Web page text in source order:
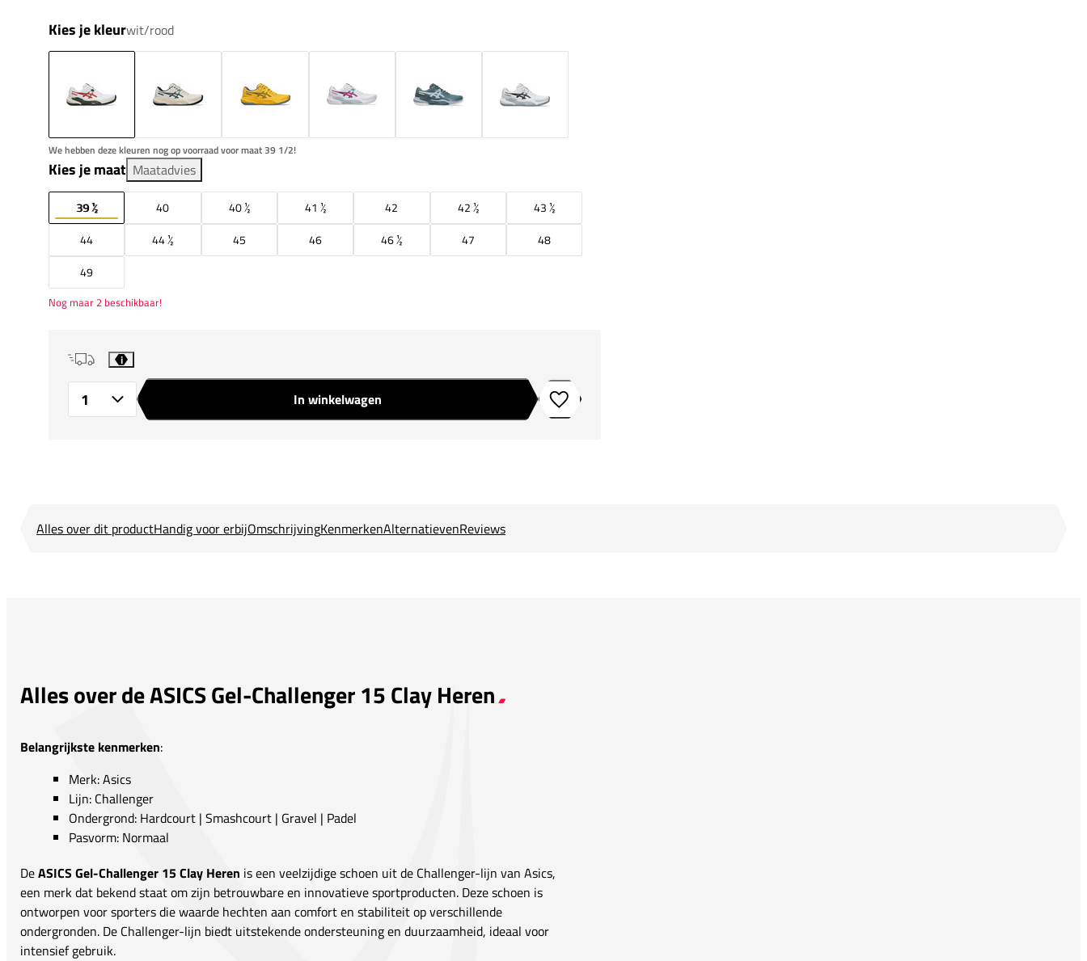
Kies je kleurwit/rood
We hebben deze kleuren nog op voorraad voor maat 39 1/2!
Kies je maat Maatadvies
39 ½ 40 40 ½ 41 ½ 42 42 ½
43 ½
44
44 ½ 45 46 46 ½ 47
48
49
Nog maar 2 beschikbaar!
i
In winkelwagen Toevoegen aan verlanglijstje
Alles over dit productHandig voor erbijOmschrijvingKenmerkenAlternatievenReviews
Alles over de ASICS Gel-Challenger 15 Clay Heren
Belangrijkste kenmerken:
Merk: Asics
Lijn: Challenger
Ondergrond: Hardcourt | Smashcourt | Gravel | Padel
Pasvorm: Normaal
DeASICS Gel-Challenger 15 Clay Heren is een veelzijdige schoen uit de Challenger-lijn van Asics,
een merk dat bekend staat om zijn betrouwbare en innovatieve sportproducten. Deze schoen is
ontworpen voor sporters die waarde hechten aan comfort en stabiliteit op verschillende
ondergronden. De Challenger-lijn biedt uitstekende ondersteuning en duurzaamheid, ideaal voor
intensief gebruik.